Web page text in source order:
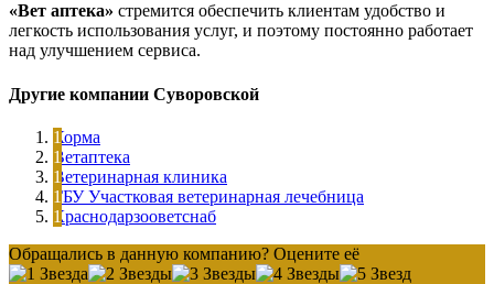
«Вет аптека» стремится обеспечить клиентам удобство и
легкость использования услуг, и поэтому постоянно работает
над улучшением сервиса.
Другие компании Суворовской
Корма
Ветаптека
Ветеринарная клиника
ГБУ Участковая ветеринарная лечебница
Краснодарзооветснаб
Обращались в данную компанию? Оцените её